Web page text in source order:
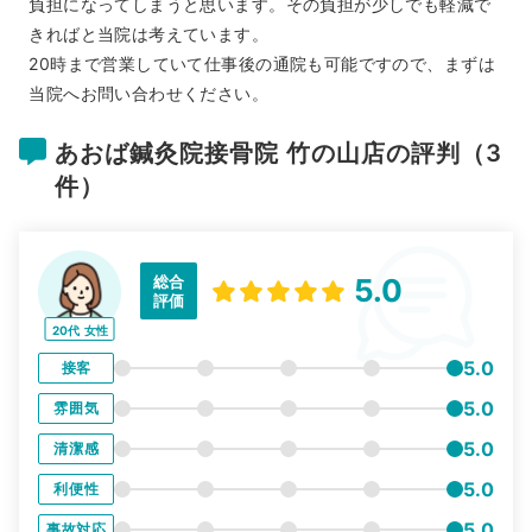
きればと当院は考えています。
20時まで営業していて仕事後の通院も可能ですので、まずは
当院へお問い合わせください。
あおば鍼灸院接骨院 竹の山店の評判（3
件）
20代 女性
総合
評価
5.0
接客 5.0
雰囲気 5.0
清潔感 5.0
利便性 5.0